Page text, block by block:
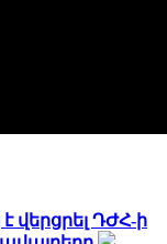
վերցրել ԴԺՀ-ի